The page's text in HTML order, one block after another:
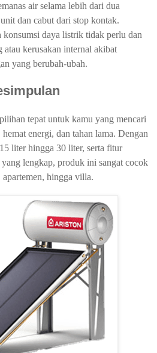
air selama lebih dari dua
dan cabut dari stop kontak.
daya listrik tidak perlu dan
kerusakan internal akibat
yang berubah-ubah.
tepat untuk kamu yang mencari
energi, dan tahan lama. Dengan
liter hingga 30 liter, serta fitur
lengkap, produk ini sangat cocok
hingga villa.